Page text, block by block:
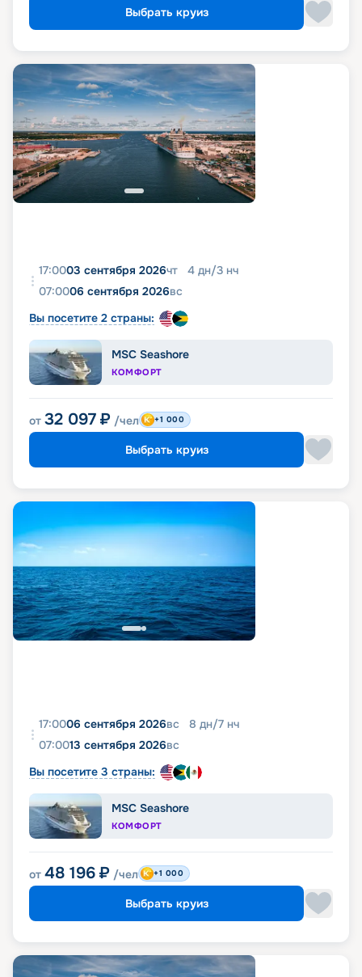
Выбрать круиз
17:0003 сентября 2026чт 4 дн/3 нч
07:0006 сентября 2026вс
Вы посетите 2 страны:
MSC Seashore
КОМФОРТ
от 32 097 ₽ /чел +1 000
Выбрать круиз
17:0006 сентября 2026вс 8 дн/7 нч
07:0013 сентября 2026вс
Вы посетите 3 страны:
MSC Seashore
КОМФОРТ
от 48 196 ₽ /чел +1 000
Выбрать круиз